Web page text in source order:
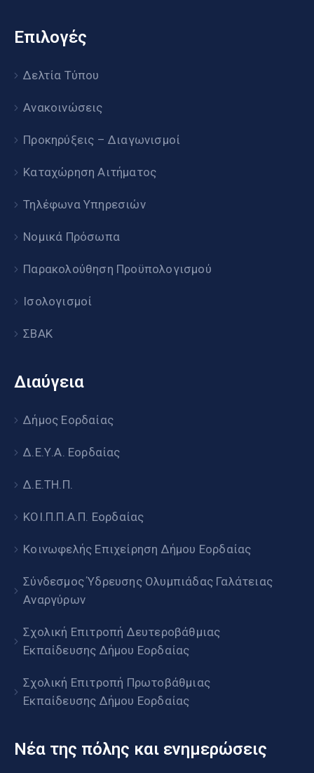
Επιλογές
Δελτία Τύπου
Ανακοινώσεις
Προκηρύξεις – Διαγωνισμοί
Καταχώρηση Αιτήματος
Τηλέφωνα Υπηρεσιών
Νομικά Πρόσωπα
Παρακολούθηση Προϋπολογισμού
Ισολογισμοί
ΣΒΑΚ
Διαύγεια
Δήμος Εορδαίας
Δ.Ε.Υ.Α. Εορδαίας
Δ.Ε.ΤΗ.Π.
ΚΟΙ.Π.Π.Α.Π. Εορδαίας
Κοινωφελής Επιχείρηση Δήμου Εορδαίας
Σύνδεσμος Ύδρευσης Ολυμπιάδας Γαλάτειας
Αναργύρων
Σχολική Επιτροπή Δευτεροβάθμιας
Εκπαίδευσης Δήμου Εορδαίας
Σχολική Επιτροπή Πρωτοβάθμιας
Εκπαίδευσης Δήμου Εορδαίας
Νέα της πόλης και ενημερώσεις